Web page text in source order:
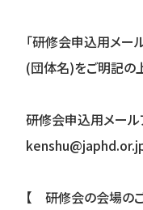
「研修会申込用メー
(団体名)をご明記の
研修会申込用メール
【 研修会の会場の